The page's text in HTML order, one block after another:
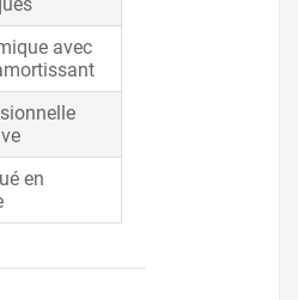
avec
en